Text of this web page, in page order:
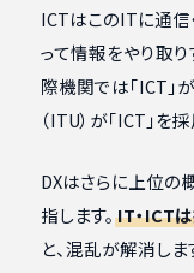
ICTはこのITに通信
って情報をやり取
際機関では「ICT」
（ITU）が「ICT」を
DXはさらに上位の
指します。 IT・ICT
と、混乱が解消しま